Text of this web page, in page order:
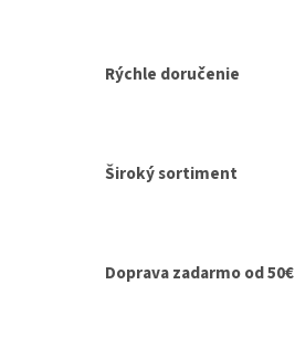
Rýchle doručenie
Široký sortiment
Doprava zadarmo od 50€